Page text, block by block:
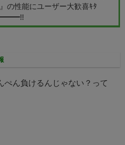
の性能にユーザー大歓喜ｷﾀ
ぺん負けるんじゃない？って